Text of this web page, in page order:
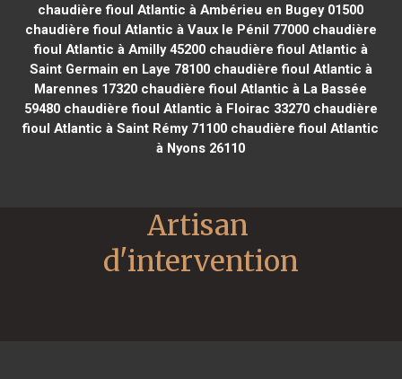
chaudière fioul Atlantic à Ambérieu en Bugey 01500
chaudière fioul Atlantic à Vaux le Pénil 77000chaudière
fioul Atlantic à Amilly 45200chaudière fioul Atlantic à
Saint Germain en Laye 78100chaudière fioul Atlantic à
Marennes 17320 chaudière fioul Atlantic à La Bassée
59480chaudière fioul Atlantic à Floirac 33270chaudière
fioul Atlantic à Saint Rémy 71100 chaudière fioul Atlantic
à Nyons 26110
Artisan
d'intervention